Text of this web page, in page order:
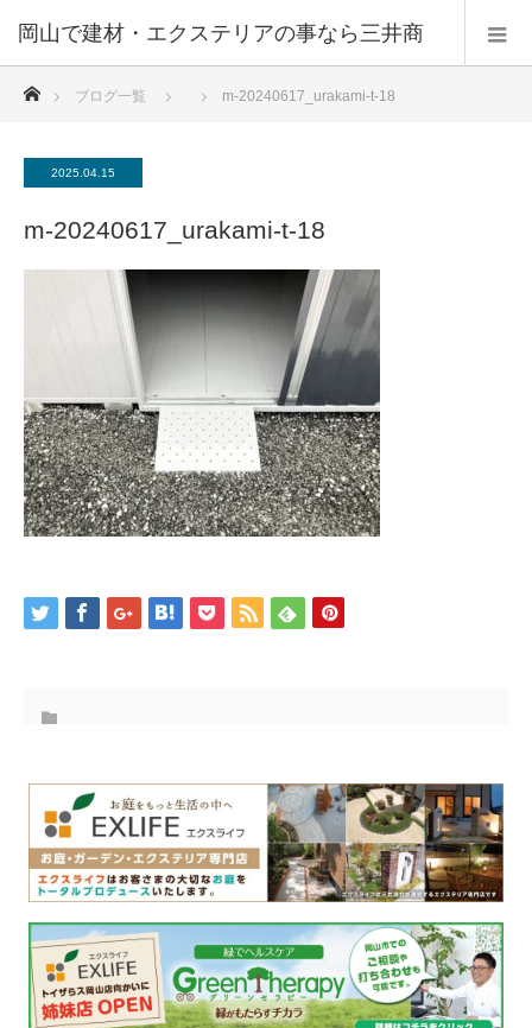
ブログ一覧 m-20240617_urakami-t-18
2025.04.15
m-20240617_urakami-t-18